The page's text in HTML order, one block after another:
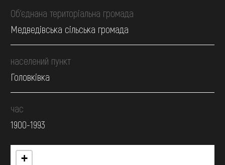
Об’єднана територіальна громада
Медведівська сільська громада
населений пункт
Головківка
час
1900-1993
+